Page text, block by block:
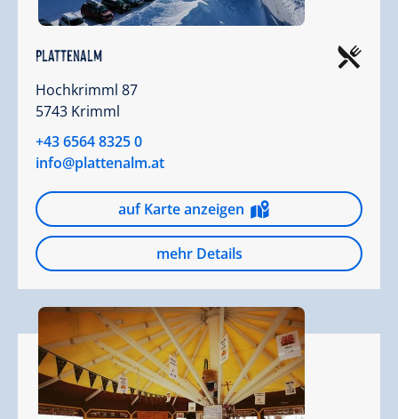
Plattenalm
Hochkrimml 87
5743 Krimml
+43 6564 8325 0
info@plattenalm.at
auf Karte anzeigen
mehr Details